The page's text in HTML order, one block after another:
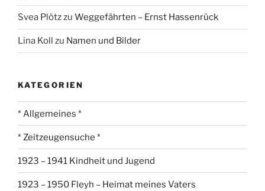
Svea Plötzzu Weggefährten – Ernst Hassenrück
Lina Koll zu Namen und Bilder
KATEGORIEN
* Allgemeines *
* Zeitzeugensuche *
1923 – 1941 Kindheit und Jugend
1923 – 1950 Fleyh – Heimat meines Vaters